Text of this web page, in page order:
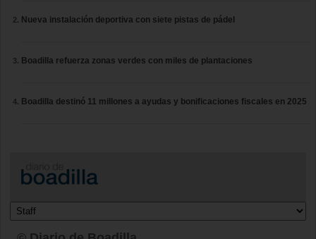
Nueva instalación deportiva con siete pistas de pádel
Boadilla refuerza zonas verdes con miles de plantaciones
Boadilla destinó 11 millones a ayudas y bonificaciones fiscales en 2025